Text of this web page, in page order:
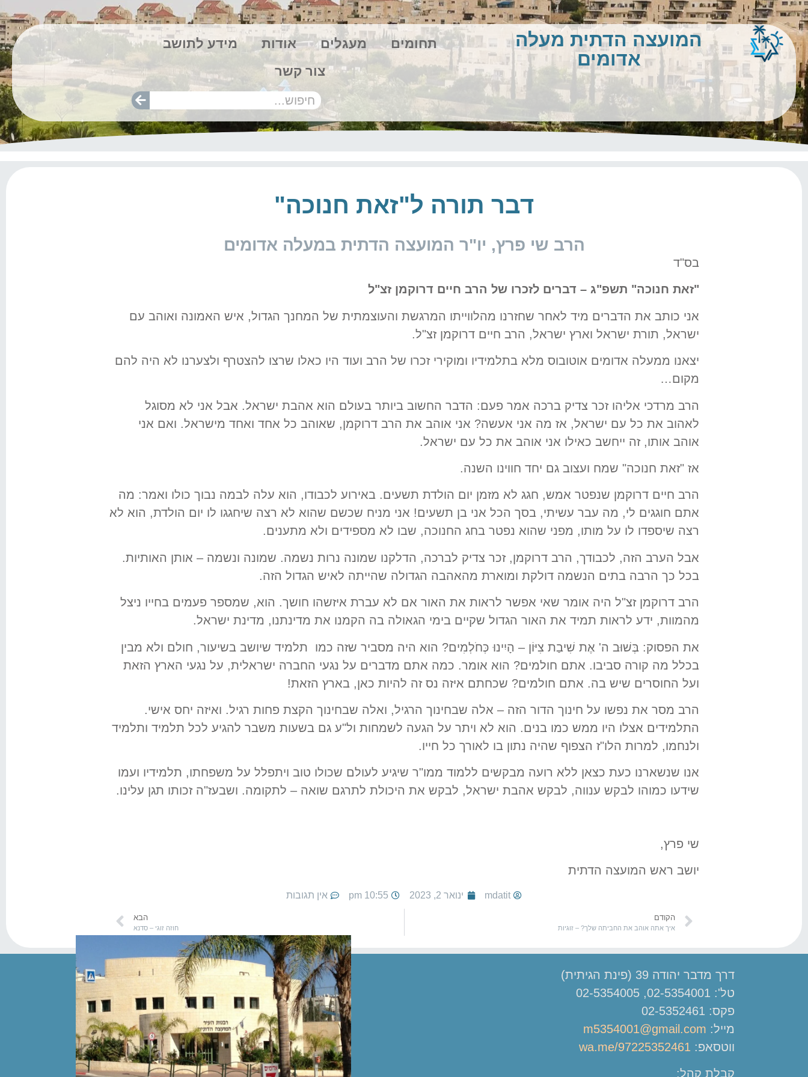
המועצה הדתית מעלה
אדומים
תחומים מעגלים אודות
מידע לתושב
צור קשר
דבר תורה ל"זאת חנוכה"
הרב שי פרץ, יו"ר המועצה הדתית במעלה אדומים
בס"ד
"זאת חנוכה" תשפ"ג – דברים לזכרו של הרב חיים דרוקמן זצ"ל
אני כותב את הדברים מיד לאחר שחזרנו מהלווייתו המרגשת והעוצמתית של המחנך הגדול, איש האמונה ואוהב עם
ישראל, תורת ישראל וארץ ישראל, הרב חיים דרוקמן זצ"ל.
יצאנו ממעלה אדומים אוטובוס מלא בתלמידיו ומוקירי זכרו של הרב ועוד היו כאלו שרצו להצטרף ולצערנו לא היה להם
מקום…
הרב מרדכי אליהו זכר צדיק ברכה אמר פעם: הדבר החשוב ביותר בעולם הוא אהבת ישראל. אבל אני לא מסוגל
לאהוב את כל עם ישראל, אז מה אני אעשה? אני אוהב את הרב דרוקמן, שאוהב כל אחד ואחד מישראל. ואם אני
אוהב אותו, זה ייחשב כאילו אני אוהב את כל עם ישראל.
אז "זאת חנוכה" שמח ועצוב גם יחד חווינו השנה.
הרב חיים דרוקמן שנפטר אמש, חגג לא מזמן יום הולדת תשעים. באירוע לכבודו, הוא עלה לבמה נבוך כולו ואמר: מה
אתם חוגגים לי, מה עבר עשיתי, בסך הכל אני בן תשעים! אני מניח שכשם שהוא לא רצה שיחגגו לו יום הולדת, הוא לא
רצה שיספדו לו על מותו, מפני שהוא נפטר בחג החנוכה, שבו לא מספידים ולא מתענים.
אבל הערב הזה, לכבודך, הרב דרוקמן, זכר צדיק לברכה, הדלקנו שמונה נרות נשמה. שמונה ונשמה – אותן האותיות.
בכל כך הרבה בתים הנשמה דולקת ומוארת מהאהבה הגדולה שהייתה לאיש הגדול הזה.
הרב דרוקמן זצ"ל היה אומר שאי אפשר לראות את האור אם לא עברת איזשהו חושך. הוא, שמספר פעמים בחייו ניצל
מהמוות, ידע לראות תמיד את האור הגדול שקיים בימי הגאולה בה הקמנו את מדינתנו, מדינת ישראל.
את הפסוק: בְּשׁוּב ה' אֶת שִׁיבַת צִיּוֹן – הָיִינוּ כְּחֹלְמִים? הוא היה מסביר שזה כמו תלמיד שיושב בשיעור, חולם ולא מבין
בכלל מה קורה סביבו. אתם חולמים? הוא אומר. כמה אתם מדברים על נגעי החברה ישראלית, על נגעי הארץ הזאת
ועל החוסרים שיש בה. אתם חולמים? שכחתם איזה נס זה להיות כאן, בארץ הזאת!
הרב מסר את נפשו על חינוך הדור הזה – אלה שבחינוך הרגיל, ואלה שבחינוך הקצת פחות רגיל. ואיזה יחס אישי.
התלמידים אצלו היו ממש כמו בנים. הוא לא ויתר על הגעה לשמחות ול"ע גם בשעות משבר להגיע לכל תלמיד ותלמיד
ולנחמו, למרות הלו"ז הצפוף שהיה נתון בו לאורך כל חייו.
אנו שנשארנו כעת כצאן ללא רועה מבקשים ללמוד ממו"ר שיגיע לעולם שכולו טוב ויתפלל על משפחתו, תלמידיו ועמו
שידעו כמוהו לבקש ענווה, לבקש אהבת ישראל, לבקש את היכולת לתרגם שואה – לתקומה. ושבעז"ה זכותו תגן עלינו.
שי פרץ,
יושב ראש המועצה הדתית
mdatit ינואר 2, 2023 10:55 pm אין תגובות
הקודם
איך אתה אוהב את החביתה שלך? – זוגיות
הבא
חוזה זוגי – סדנא
דרך מדבר יהודה 39 (פינת הגיתית)
טל': 02-5354001, 02-5354005
פקס: 02-5352461
מייל: m5354001@gmail.com
ווטסאפ: wa.me/97225352461
קבלת קהל: